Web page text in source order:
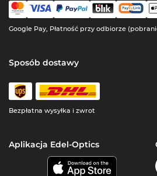
Google Pay, Płatność przy odbiorze
Sposób dostawy
Bezpłatna wysyłka i zwrot
Aplikacja Edel-Optics